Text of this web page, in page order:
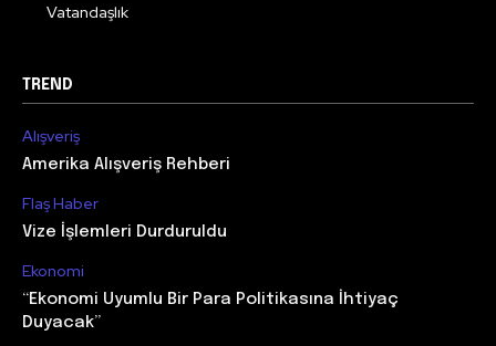
Vatandaşlık
TREND
Alışveriş
Amerika Alışveriş Rehberi
Flaş Haber
Vize İşlemleri Durduruldu
Ekonomi
“Ekonomi Uyumlu Bir Para Politikasına İhtiyaç
Duyacak”